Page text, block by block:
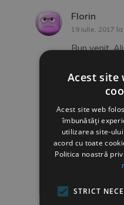
Florin
19 iulie, 2017 la
Bun venit,
Daca adultii
propice
ar asculta
faptele,
propriului
se
atunci
faci
Acest site
Acest site web
îmbunătăți
utilizarea site-
acord cu toate
Politica noastră
STRICT